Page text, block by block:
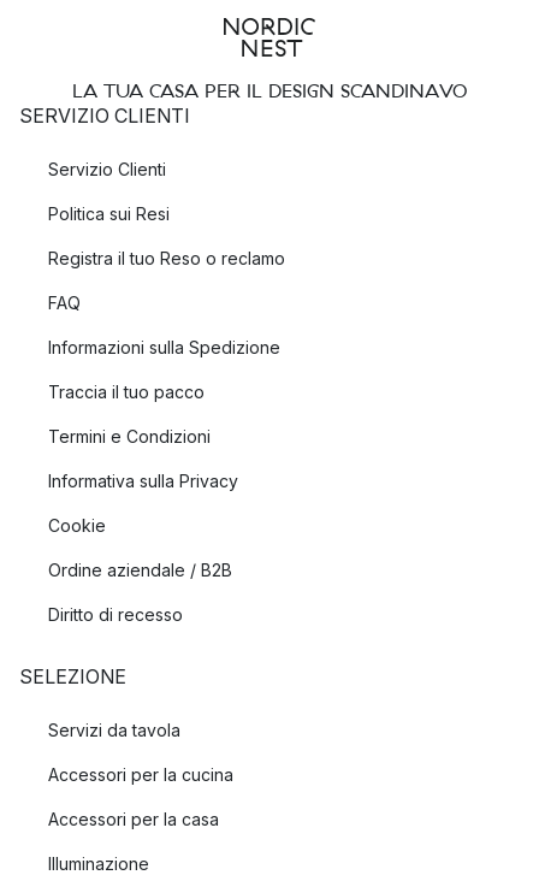
LA TUA CASA PER IL DESIGN SCANDINAVO
SERVIZIO CLIENTI
Servizio Clienti
Politica sui Resi
Registra il tuo Reso o reclamo
FAQ
Informazioni sulla Spedizione
Traccia il tuo pacco
Termini e Condizioni
Informativa sulla Privacy
Cookie
Ordine aziendale / B2B
Diritto di recesso
SELEZIONE
Servizi da tavola
Accessori per la cucina
Accessori per la casa
Illuminazione